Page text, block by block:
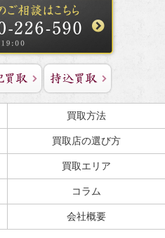
買取方法
買取店の選び方
買取エリア
コラム
会社概要